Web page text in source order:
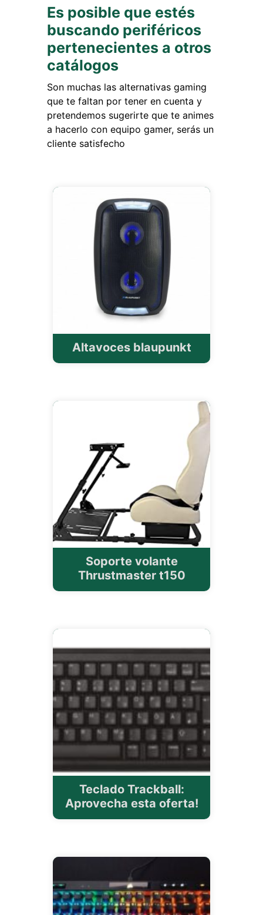
Es posible que estés
buscando periféricos
pertenecientes a otros
catálogos
Son muchas las alternativas gaming
que te faltan por tener en cuenta y
pretendemos sugerirte que te animes
a hacerlo con equipo gamer, serás un
cliente satisfecho
Altavoces blaupunkt
Soporte volante
Thrustmaster t150
Teclado Trackball:
Aprovecha esta oferta!